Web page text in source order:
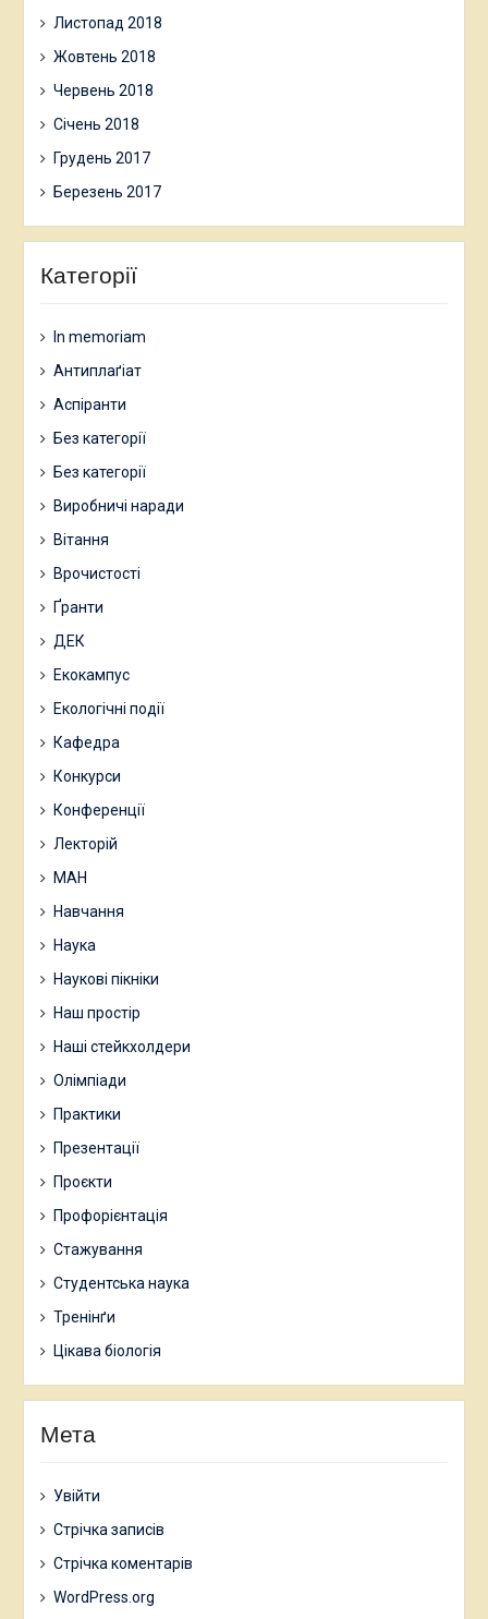
Листопад 2018
Жовтень 2018
Червень 2018
Січень 2018
Грудень 2017
Березень 2017
Категорії
In memoriam
Антиплаґіат
Аспіранти
Без категорії
Без категорії
Виробничі наради
Вітання
Врочистості
Ґранти
ДЕК
Екокампус
Екологічні події
Кафедра
Конкурси
Конференції
Лекторій
МАН
Навчання
Наука
Наукові пікніки
Наш простір
Наші стейкхолдери
Олімпіади
Практики
Презентації
Проєкти
Профорієнтація
Стажування
Студентська наука
Тренінґи
Цікава біологія
Мета
Увійти
Стрічка записів
Стрічка коментарів
WordPress.org